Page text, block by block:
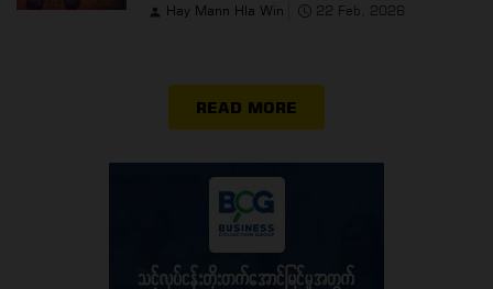
Hay Mann Hla Win 22 Feb, 2026
READ MORE